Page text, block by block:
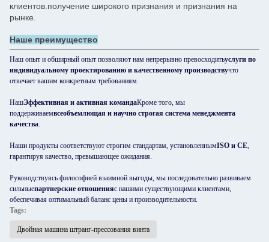
клиентов.получение широкого признания и признания на
рынке.
Наше преимущество
Наш опыт и обширный опыт позволяют нам непрерывно превосходитьуслуги по
индивидуальному проектированию и качественному производствучто
отвечает вашим конкретным требованиям.
НашЭффективная и активная командаКроме того, мы
поддерживаемвсеобъемлющая и научно строгая система менеджмента
качества.
Наши продукты соответствуют строгим стандартам, установленнымISO и CE,
гарантируя качество, превышающее ожидания.
Руководствуясь философией взаимной выгоды, мы последовательно развиваем
сильныепартнерские отношенияс нашими существующими клиентами,
обеспечивая оптимальный баланс цены и производительности.
Tags:
Двойная машина штранг-прессования винта